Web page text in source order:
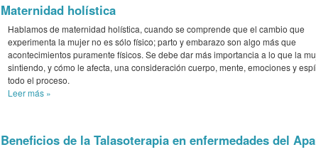
Maternidad holística
Hablamos de maternidad holística, cuando se comprende que el cambio que
experimenta la mujer no es sólo físico; parto y embarazo son algo más que
acontecimientos puramente físicos. Se debe dar más importancia a lo que la
sintiendo, y cómo le afecta, una consideración cuerpo, mente, emociones y
todo el proceso.
Leer más »
Beneficios de la Talasoterapia en enfermedades del